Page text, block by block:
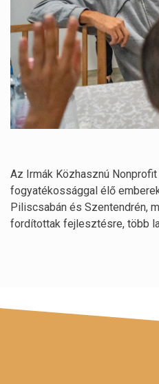
Az Irmák Közhasznú
fogyatékossággal élő
Piliscsabán és Szentendrén,
fordítottak fejlesztésre, több